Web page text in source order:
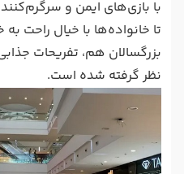
با بازی‌های ایمن و
تا خانواده‌ها با خیال راحت
بزرگسالان هم، تفریحات
نظر گرفته شده است.